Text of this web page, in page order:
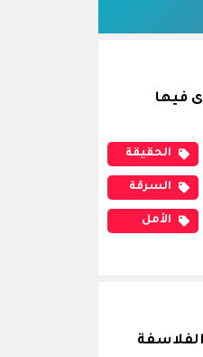
فيها
الحقيقة
السرقة
الأمل